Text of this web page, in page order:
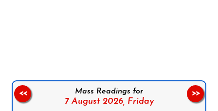
Mass Readings for
7 August 2026, Friday
<< >>